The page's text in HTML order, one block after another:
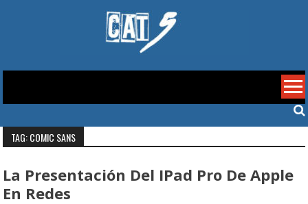
Cat 5
TAG: COMIC SANS
La Presentación Del IPad Pro De Apple
En Redes